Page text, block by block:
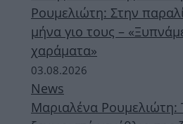
Ρουμελιώτη: Στην
μήνα γιο τους –
χαράματα»
03.08.2026
News
Μαριαλένα Ρουμελιώτη: